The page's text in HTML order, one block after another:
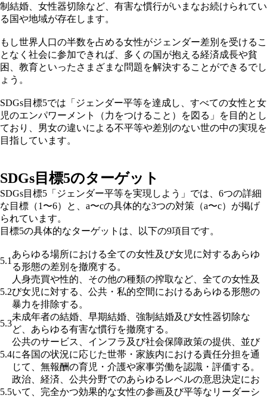
制結婚、女性器切除など、有害な慣行がいまなお続けられてい
る国や地域が存在します。
もし世界人口の半数を占める女性がジェンダー差別を受けるこ
となく社会に参加できれば、多くの国が抱える経済成長や貧
困、教育といったさまざまな問題を解決することができるでし
ょう。
SDGs目標5では「ジェンダー平等を達成し、すべての女性と女
児のエンパワーメント（力をつけること）を図る」を目的とし
ており、男女の違いによる不平等や差別のない世の中の実現を
目指しています。
SDGs目標5のターゲット
SDGs目標5「ジェンダー平等を実現しよう」では、6つの詳細
な目標（1〜6）と、a〜cの具体的な3つの対策（a〜c）が掲げ
られています。
目標5の具体的なターゲットは、以下の9項目です。
5.1
あらゆる場所における全ての女性及び女児に対するあらゆ
る形態の差別を撤廃する。
5.2
人身売買や性的、その他の種類の搾取など、全ての女性及
び女児に対する、公共・私的空間におけるあらゆる形態の
暴力を排除する。
5.3
未成年者の結婚、早期結婚、強制結婚及び女性器切除な
ど、あらゆる有害な慣行を撤廃する。
5.4
公共のサービス、インフラ及び社会保障政策の提供、並び
に各国の状況に応じた世帯・家族内における責任分担を通
じて、無報酬の育児・介護や家事労働を認識・評価する。
5.5
政治、経済、公共分野でのあらゆるレベルの意思決定にお
いて、完全かつ効果的な女性の参画及び平等なリーダーシ